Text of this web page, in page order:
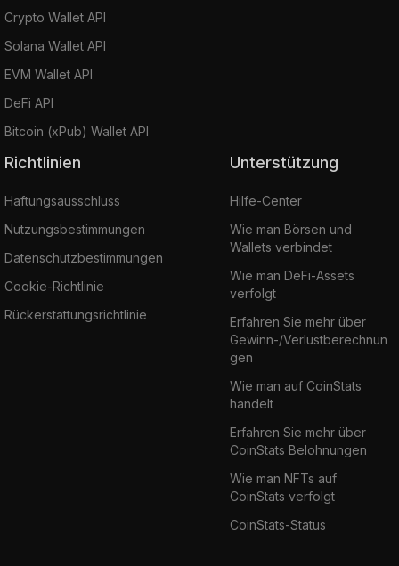
Crypto Wallet API
Solana Wallet API
EVM Wallet API
DeFi API
Bitcoin (xPub) Wallet API
Richtlinien
Haftungsausschluss
Nutzungsbestimmungen
Datenschutzbestimmungen
Cookie-Richtlinie
Rückerstattungsrichtlinie
Unterstützung
Hilfe-Center
Wie man Börsen und
Wallets verbindet
Wie man DeFi-Assets
verfolgt
Erfahren Sie mehr über
Gewinn-/Verlustberechnun
gen
Wie man auf CoinStats
handelt
Erfahren Sie mehr über
CoinStats Belohnungen
Wie man NFTs auf
CoinStats verfolgt
CoinStats-Status